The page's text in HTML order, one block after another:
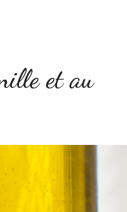
et au